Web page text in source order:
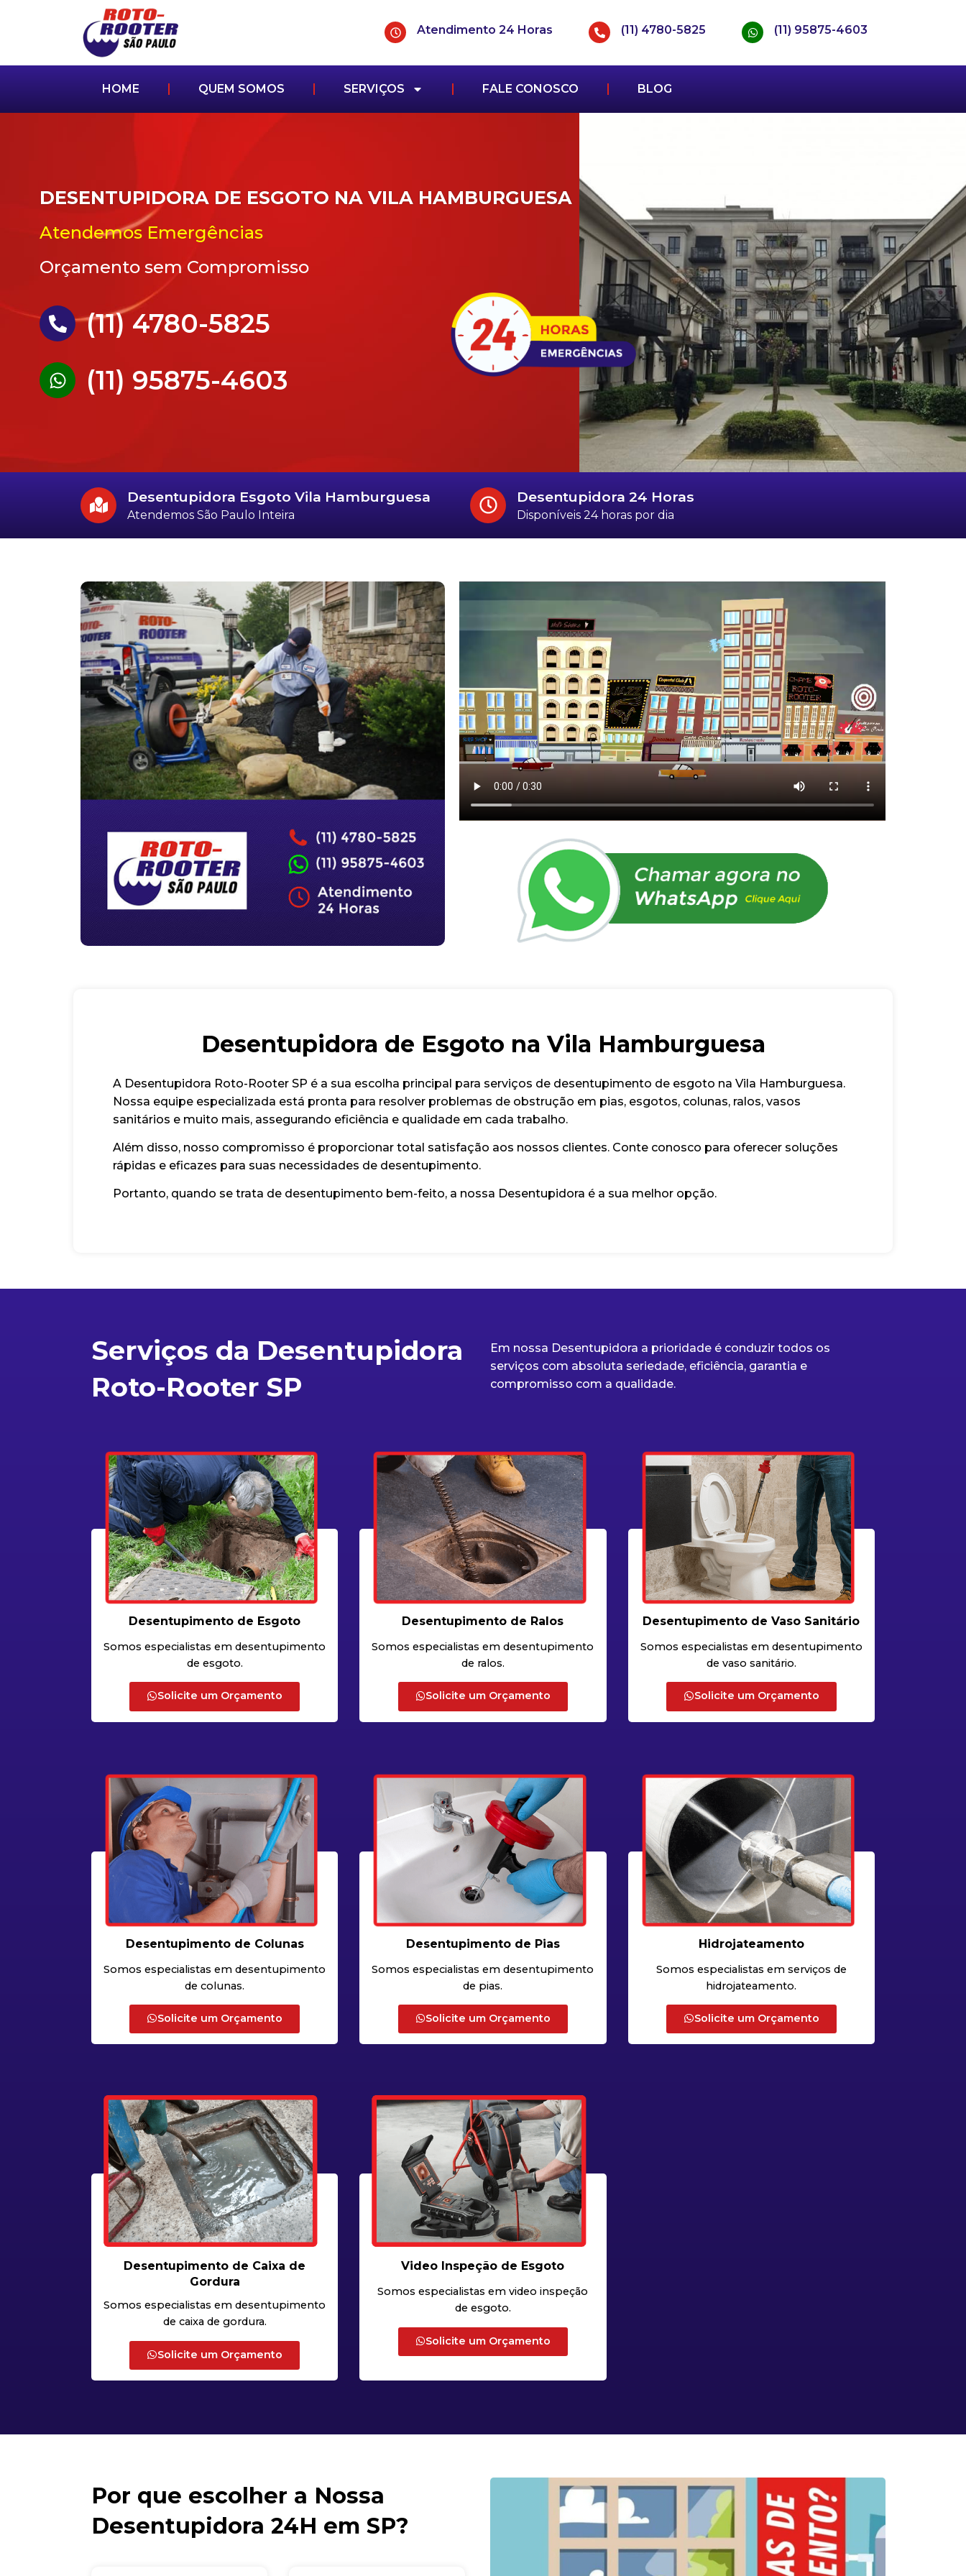
Atendimento 24 Horas (11) 4780-5825 (11) 95875-4603
HOME QUEM SOMOS SERVIÇOS FALE CONOSCO BLOG
DESENTUPIDORA DE ESGOTO NA VILA HAMBURGUESA
Atendemos Emergências
Orçamento sem Compromisso
(11) 4780-5825
(11) 95875-4603
Desentupidora Esgoto Vila Hamburguesa
Atendemos São Paulo Inteira
Desentupidora 24 Horas
Disponíveis 24 horas por dia
Desentupidora de Esgoto na Vila Hamburguesa
A Desentupidora Roto-Rooter SP é a sua escolha principal para serviços de desentupimento de esgoto na Vila Hamburguesa.
Nossa equipe especializada está pronta para resolver problemas de obstrução em pias, esgotos, colunas, ralos, vasos
sanitários e muito mais, assegurando eficiência e qualidade em cada trabalho.
Além disso, nosso compromisso é proporcionar total satisfação aos nossos clientes. Conte conosco para oferecer soluções
rápidas e eficazes para suas necessidades de desentupimento.
Portanto, quando se trata de desentupimento bem-feito, a nossa Desentupidora é a sua melhor opção.
Serviços da Desentupidora
Roto-Rooter SP
Em nossa Desentupidora a prioridade é conduzir todos os
serviços com absoluta seriedade, eficiência, garantia e
compromisso com a qualidade.
Desentupimento de Esgoto
Somos especialistas em desentupimento
de esgoto.
Solicite um Orçamento
Desentupimento de Ralos
Somos especialistas em desentupimento
de ralos.
Solicite um Orçamento
Desentupimento de Vaso Sanitário
Somos especialistas em desentupimento
de vaso sanitário.
Solicite um Orçamento
Desentupimento de Colunas
Somos especialistas em desentupimento
de colunas.
Solicite um Orçamento
Desentupimento de Pias
Somos especialistas em desentupimento
de pias.
Solicite um Orçamento
Hidrojateamento
Somos especialistas em serviços de
hidrojateamento.
Solicite um Orçamento
Desentupimento de Caixa de
Gordura
Somos especialistas em desentupimento
de caixa de gordura.
Solicite um Orçamento
Video Inspeção de Esgoto
Somos especialistas em video inspeção
de esgoto.
Solicite um Orçamento
Por que escolher a Nossa
Desentupidora 24H em SP?